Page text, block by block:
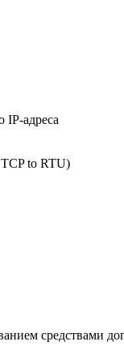
адреса
to RTU)
средствами